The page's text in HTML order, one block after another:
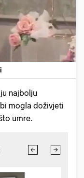
najbolju
mogla doživjeti
umre.